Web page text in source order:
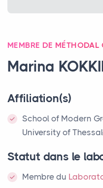
MEMBRE DE MÉTHODAL
Marina
Affiliation(s)
School of Modern
University of
Statut dans le
Membre du